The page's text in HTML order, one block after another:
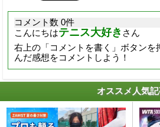
コメント数 0件
こんにちはテニス大好き さん
右上の「コメントを書く」ボタンを
んだ感想をコメントしよう！
オススメ人気